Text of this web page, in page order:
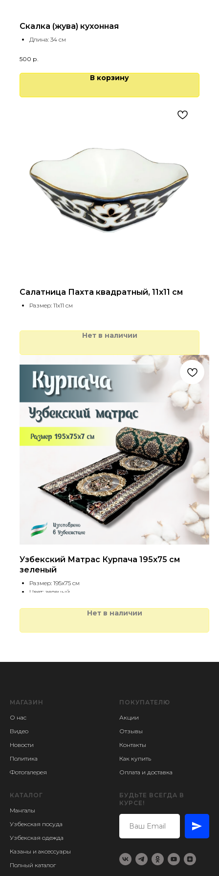
Скалка (жува) кухонная
Длина: 34 см
500 р.
В корзину
Салатница Пахта квадратный, 11х11 см
Размер: 11х11 см
Нет в наличии
Узбекский Матрас Курпача 195х75 см
зеленый
Размер: 195х75 см
Цвет: зеленый
Нет в наличии
МАГАЗИН
О нас
Видео
Новости
Политика
Фотогалерея
ПОКУПАТЕЛЮ
Акции
Отзывы
Контакты
Как купить
Оплата и доставка
КАТАЛОГ
Мангалы
Узбекская посуда
Узбекская одежда
Казаны и аксессуары
Полный каталог
БУДЬТЕ ВСЕГДА В
КУРСЕ!